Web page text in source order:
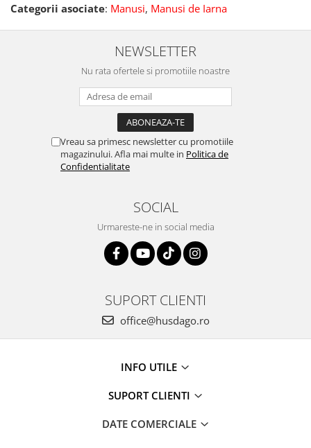
Categorii asociate: Manusi, Manusi de Iarna
NEWSLETTER
Nu rata ofertele si promotiile noastre
Vreau sa primesc newsletter cu promotiile
magazinului. Afla mai multe in Politica de
Confidentialitate
SOCIAL
Urmareste-ne in social media
SUPORT CLIENTI
office@husdago.ro
INFO UTILE
SUPORT CLIENTI
DATE COMERCIALE